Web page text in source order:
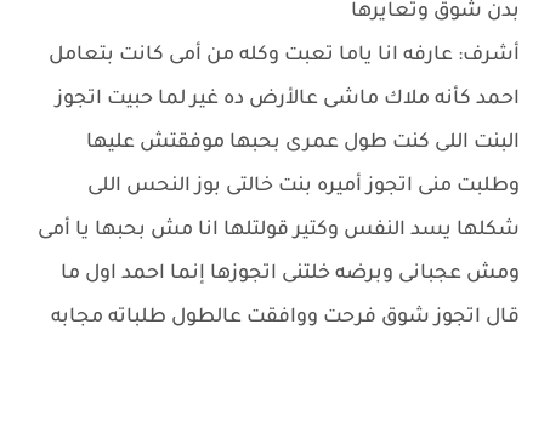
بدن شوق وتعايرها
أشرف: عارفه انا ياما تعبت وكله من أمى كانت بتعامل
احمد كأنه ملاك ماشى عالأرض ده غير لما حبيت اتجوز
البنت اللى كنت طول عمرى بحبها موفقتش عليها
وطلبت منى اتجوز أميره بنت خالتى بوز النحس اللى
شكلها يسد النفس وكتير قولتلها انا مش بحبها يا أمى
ومش عجبانى وبرضه خلتنى اتجوزها إنما احمد اول ما
قال اتجوز شوق فرحت ووافقت عالطول طلباته مجابه